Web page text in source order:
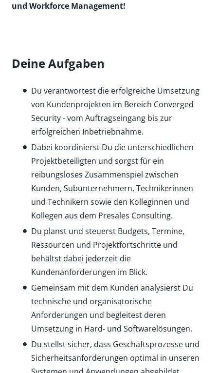
und Workforce Management!
Deine Aufgaben
Du verantwortest die erfolgreiche Umsetzung
von Kundenprojekten im Bereich Converged
Security - vom Auftragseingang bis zur
erfolgreichen Inbetriebnahme.
Dabei koordinierst Du die unterschiedlichen
Projektbeteiligten und sorgst für ein
reibungsloses Zusammenspiel zwischen
Kunden, Subunternehmern, Technikerinnen
und Technikern sowie den Kolleginnen und
Kollegen aus dem Presales Consulting.
Du planst und steuerst Budgets, Termine,
Ressourcen und Projektfortschritte und
behältst dabei jederzeit die
Kundenanforderungen im Blick.
Gemeinsam mit dem Kunden analysierst Du
technische und organisatorische
Anforderungen und begleitest deren
Umsetzung in Hard- und Softwarelösungen.
Du stellst sicher, dass Geschäftsprozesse und
Sicherheitsanforderungen optimal in unseren